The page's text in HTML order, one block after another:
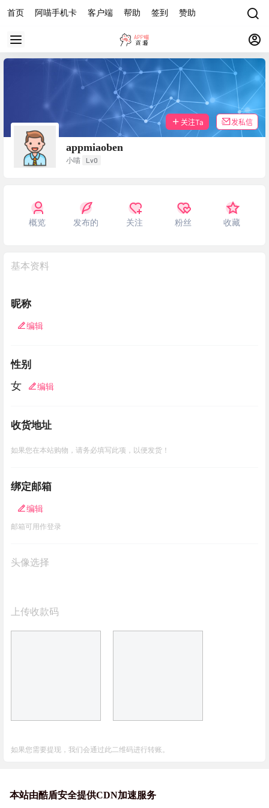
首页 阿喵手机卡 客户端 帮助 签到 赞助
appmiaoben
小喵 Lv0
关注Ta 发私信
概览 发布的 关注 粉丝 收藏
基本资料
昵称
编辑
性别
女 编辑
收货地址
如果您在本站购物，请务必填写此项，以便发货！
绑定邮箱
编辑
邮箱可用作登录
头像选择
上传收款码
如果您需要提现，我们会通过此二维码进行转账。
本站由酷盾安全提供CDN加速服务